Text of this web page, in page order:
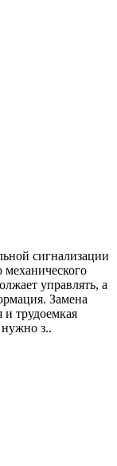
сигнализации
механического
управлять, а
Замена
и трудоемкая
з..